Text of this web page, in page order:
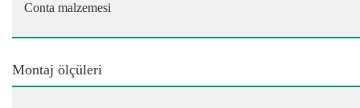
Conta malzemesi
Montaj ölçüleri